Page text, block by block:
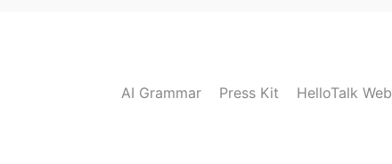
AI Grammar Press Kit HelloTalk Web